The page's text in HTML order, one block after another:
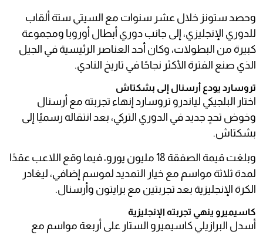
وحصد ستونز خلال عشر سنوات مع السيتي ستة ألقاب
للدوري الإنجليزي، إلى جانب دوري أبطال أوروبا ومجموعة
كبيرة من البطولات، وكان أحد العناصر الرئيسية في الجيل
الذي صنع الفترة الأكثر نجاحًا في تاريخ النادي.
تروسارد يودع أرسنال إلى بشكتاش
اختار البلجيكي لياندرو تروسارد إنهاء تجربته مع أرسنال
وخوض تحدٍ جديد في الدوري التركي، بعد انتقاله رسميًا إلى
بشكتاش.
وبلغت قيمة الصفقة 18 مليون يورو، فيما وقع اللاعب عقدًا
لمدة ثلاثة مواسم مع خيار التمديد لموسم إضافي، ليغادر
الكرة الإنجليزية بعد تجربتين مع برايتون وأرسنال.
كاسيميرو ينهي تجربته الإنجليزية
أسدل البرازيلي كاسيميرو الستار على أربعة مواسم مع